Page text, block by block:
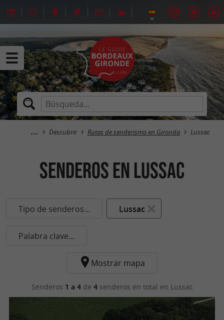
Descubrir Rutas de senderismo en Gironda Lussac
senderos en Lussac
Tipo de senderos... Lussac
Palabra clave...
Mostrar mapa
Senderos 1 a 4de 4senderos en total en Lussac